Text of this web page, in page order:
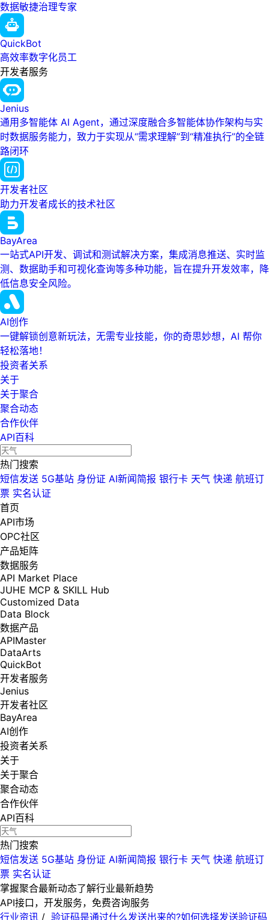
数据敏捷治理专家
QuickBot
高效率数字化员工
开发者服务
Jenius
通用多智能体 AI Agent，通过深度融合多智能体协作架构与实
时数据服务能力，致力于实现从“需求理解”到“精准执行”的全链
路闭环
开发者社区
助力开发者成长的技术社区
BayArea
一站式API开发、调试和测试解决方案，集成消息推送、实时监
测、数据助手和可视化查询等多种功能，旨在提升开发效率，降
低信息安全风险。
AI创作
一键解锁创意新玩法，无需专业技能，你的奇思妙想，AI 帮你
轻松落地！
投资者关系
关于
关于聚合
聚合动态
合作伙伴
API百科
热门搜索
短信发送 5G基站 身份证 AI新闻简报 银行卡 天气 快递 航班订
票 实名认证
首页
API市场
OPC社区
产品矩阵
数据服务
API Market Place
JUHE MCP & SKILL Hub
Customized Data
Data Block
数据产品
APIMaster
DataArts
QuickBot
开发者服务
Jenius
开发者社区
BayArea
AI创作
投资者关系
关于
关于聚合
聚合动态
合作伙伴
API百科
热门搜索
短信发送 5G基站 身份证 AI新闻简报 银行卡 天气 快递 航班订
票 实名认证
掌握聚合最新动态了解行业最新趋势
API接口，开发服务，免费咨询服务
行业资讯 / 验证码是通过什么发送出来的?如何选择发送验证码